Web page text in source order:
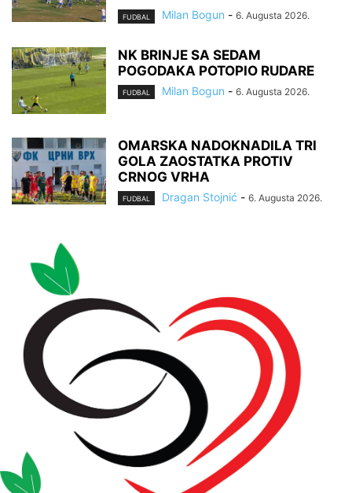
FUDBAL Milan Bogun - 6. Augusta 2026.
NK BRINJE SA SEDAM
POGODAKA POTOPIO RUDARE
FUDBAL Milan Bogun - 6. Augusta 2026.
OMARSKA NADOKNADILA TRI
GOLA ZAOSTATKA PROTIV
CRNOG VRHA
FUDBAL Dragan Stojnić - 6. Augusta 2026.